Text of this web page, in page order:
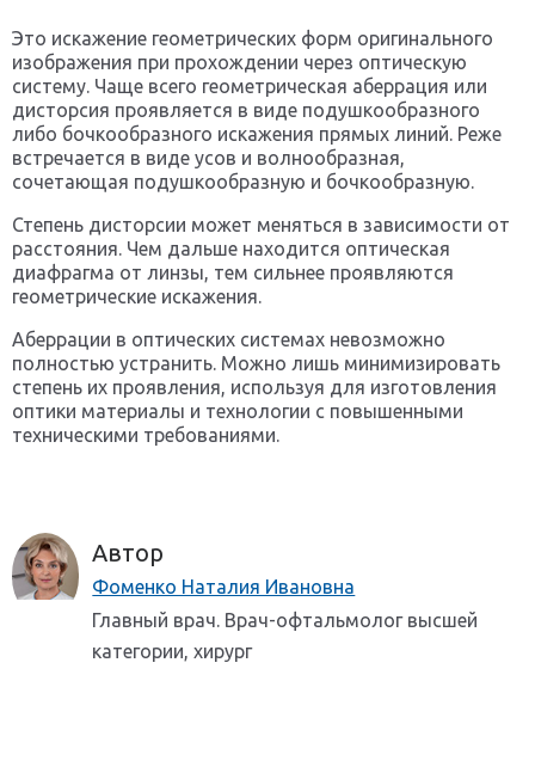
Это искажение геометрических форм оригинального
изображения при прохождении через оптическую
систему. Чаще всего геометрическая аберрация или
дисторсия проявляется в виде подушкообразного
либо бочкообразного искажения прямых линий. Реже
встречается в виде усов и волнообразная,
сочетающая подушкообразную и бочкообразную.
Степень дисторсии может меняться в зависимости от
расстояния. Чем дальше находится оптическая
диафрагма от линзы, тем сильнее проявляются
геометрические искажения.
Аберрации в оптических системах невозможно
полностью устранить. Можно лишь минимизировать
степень их проявления, используя для изготовления
оптики материалы и технологии с повышенными
техническими требованиями.
Автор
Фоменко Наталия Ивановна
Главный врач. Врач-офтальмолог высшей
категории, хирург